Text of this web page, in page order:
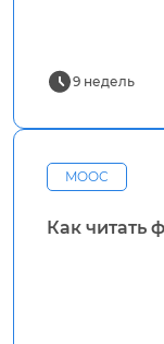
9 недель
MOOC
Как читать